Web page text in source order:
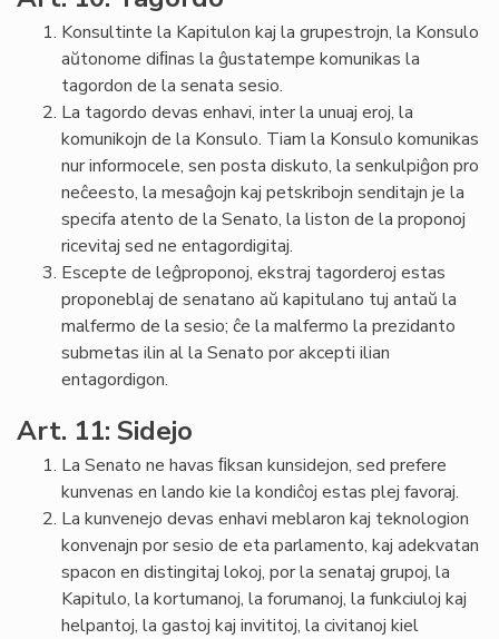
Konsultinte la Kapitulon kaj la grupestrojn, la Konsulo
aŭtonome diﬁnas la ĝustatempe komunikas la
tagordon de la senata sesio.
La tagordo devas enhavi, inter la unuaj eroj, la
komunikojn de la Konsulo. Tiam la Konsulo komunikas
nur informocele, sen posta diskuto, la senkulpiĝon pro
neĉeesto, la mesaĝojn kaj petskribojn senditajn je la
specifa atento de la Senato, la liston de la proponoj
ricevitaj sed ne entagordigitaj.
Escepte de leĝproponoj, ekstraj tagorderoj estas
proponeblaj de senatano aŭ kapitulano tuj antaŭ la
malfermo de la sesio; ĉe la malfermo la prezidanto
submetas ilin al la Senato por akcepti ilian
entagordigon.
Art. 11: Sidejo
La Senato ne havas ﬁksan kunsidejon, sed prefere
kunvenas en lando kie la kondiĉoj estas plej favoraj.
La kunvenejo devas enhavi meblaron kaj teknologion
konvenajn por sesio de eta parlamento, kaj adekvatan
spacon en distingitaj lokoj, por la senataj grupoj, la
Kapitulo, la kortumanoj, la forumanoj, la funkciuloj kaj
helpantoj, la gastoj kaj invititoj, la civitanoj kiel